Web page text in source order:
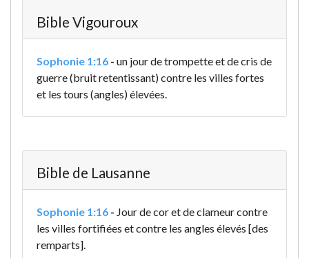
Bible Vigouroux
Sophonie 1:16 - un jour de trompette et de cris de
guerre (bruit retentissant) contre les villes fortes
et les tours (angles) élevées.
Bible de Lausanne
Sophonie 1:16 - Jour de cor et de clameur contre
les villes fortifiées et contre les angles élevés [des
remparts].